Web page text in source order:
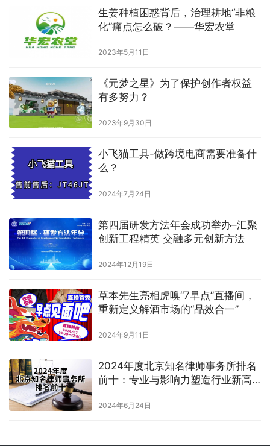
生姜种植困惑背后，治理耕地“非粮
化”痛点怎么破？——华宏农堂
2023年5月11日
《元梦之星》为了保护创作者权益
有多努力？
2023年9月30日
小飞猫工具-做跨境电商需要准备什
么？
2024年7月24日
第四届研发方法年会成功举办–汇聚
创新工程精英 交融多元创新方法
2024年12月19日
草本先生亮相虎嗅“7早点”直播间，
重新定义解酒市场的“品效合一”
2024年9月11日
2024年度北京知名律师事务所排名
前十：专业与影响力塑造行业新高
2024年6月24日